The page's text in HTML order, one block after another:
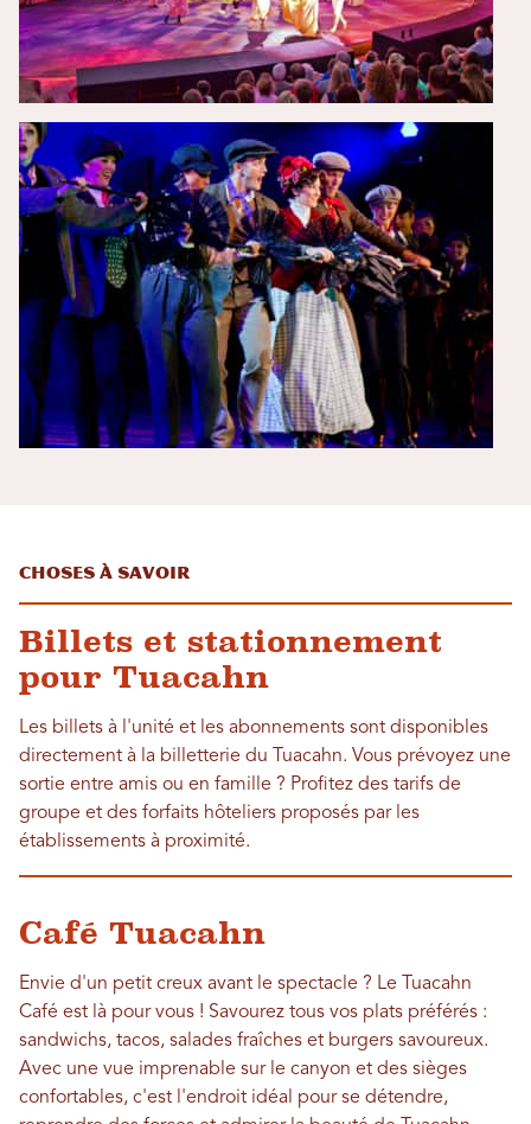
Choses à savoir
Billets et stationnement
pour Tuacahn
Les billets à l'unité et les abonnements sont disponibles
directement à la billetterie du Tuacahn. Vous prévoyez une
sortie entre amis ou en famille ? Profitez des tarifs de
groupe et des forfaits hôteliers proposés par les
établissements à proximité.
Café Tuacahn
Envie d'un petit creux avant le spectacle ? Le Tuacahn
Café est là pour vous ! Savourez tous vos plats préférés :
sandwichs, tacos, salades fraîches et burgers savoureux.
Avec une vue imprenable sur le canyon et des sièges
confortables, c'est l'endroit idéal pour se détendre,